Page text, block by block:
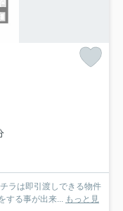
ラは即引渡しできる物件
する事が出来... もっと見